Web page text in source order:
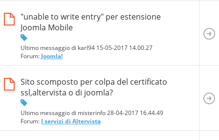
"unable to write entry" per estensione
Joomla Mobile
Ultimo messaggio di karl94 15-05-2017 14.00.27
Forum: Joomla!
Sito scomposto per colpa del certificato
ssl,altervista o di joomla?
Ultimo messaggio di misterinfo 28-04-2017 16.44.49
Forum: I servizi di Altervista